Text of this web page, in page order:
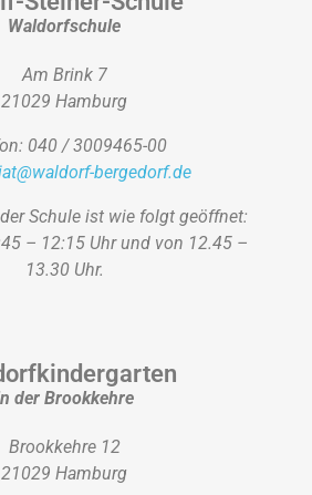
Waldorfschule
Am Brink 7
21029 Hamburg
040 / 3009465-00
bergedorf.de
Schule ist wie folgt geöffnet:
– 12:15 Uhr und von 12.45 –
13.30 Uhr.
der Brookkehre
Brookkehre 12
21029 Hamburg